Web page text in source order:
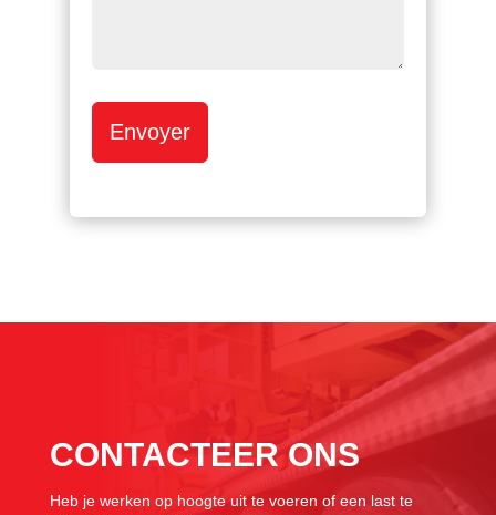
Envoyer
CONTACTEER ONS
Heb je werken op hoogte uit te voeren of een last te